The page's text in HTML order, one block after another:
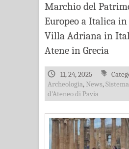
Marchio del
Europeo a Italica in
Villa Adriana in
Atene in Grecia
11, 24, 2025
Archeologia, News,
d'Ateneo di Pavia